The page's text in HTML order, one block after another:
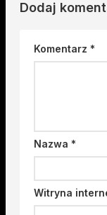
Dodaj
Komentarz *
Nazwa *
Witryna